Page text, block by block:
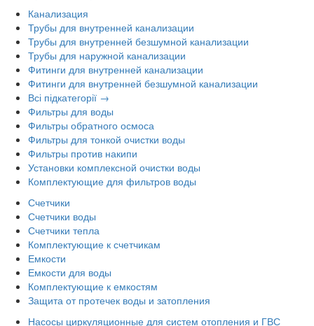
Канализация
Трубы для внутренней канализации
Трубы для внутренней безшумной канализации
Трубы для наружной канализации
Фитинги для внутренней канализации
Фитинги для внутренней безшумной канализации
Всі підкатегорії →
Фильтры для воды
Фильтры обратного осмоса
Фильтры для тонкой очистки воды
Фильтры против накипи
Установки комплексной очистки воды
Комплектующие для фильтров воды
Счетчики
Счетчики воды
Счетчики тепла
Комплектующие к счетчикам
Емкости
Емкости для воды
Комплектующие к емкостям
Защита от протечек воды и затопления
Насосы циркуляционные для систем отопления и ГВС